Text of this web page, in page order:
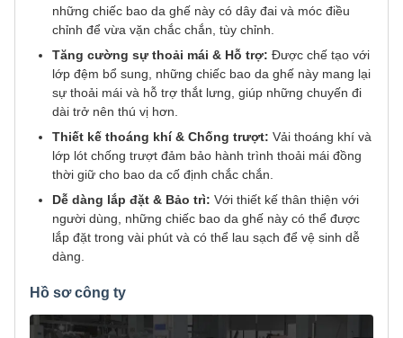
những chiếc bao da ghế này có dây đai và móc điều
chỉnh để vừa vặn chắc chắn, tùy chỉnh.
Tăng cường sự thoải mái & Hỗ trợ: Được chế tạo với
lớp đệm bổ sung, những chiếc bao da ghế này mang lại
sự thoải mái và hỗ trợ thắt lưng, giúp những chuyến đi
dài trở nên thú vị hơn.
Thiết kế thoáng khí & Chống trượt: Vải thoáng khí và
lớp lót chống trượt đảm bảo hành trình thoải mái đồng
thời giữ cho bao da cố định chắc chắn.
Dễ dàng lắp đặt & Bảo trì: Với thiết kế thân thiện với
người dùng, những chiếc bao da ghế này có thể được
lắp đặt trong vài phút và có thể lau sạch để vệ sinh dễ
dàng.
Hồ sơ công ty